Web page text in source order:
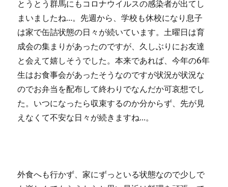
とうとう群馬にもコロナウイルスの感染者が出てし
まいましたね…。先週から、学校も休校になり息子
は家で缶詰状態の日々が続いています。土曜日は育
成会の集まりがあったのですが、久しぶりにお友達
と会えて嬉しそうでした。本来であれば、今年の6年
生はお食事会があったそうなのですが状況が状況な
のでお弁当を配布して終わりでなんだか可哀想でし
た。いつになったら収束するのか分からず、先が見
えなくて不安な日々が続きますね…。
外食へも行かず、家にずっといる状態なので少しで